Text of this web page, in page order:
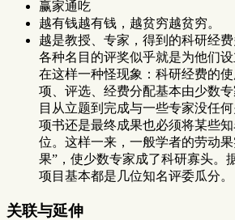
赢家通吃
越有钱越有钱，越贫穷越贫穷。
越是教授、专家，得到的科研经费
各种名目的评奖似乎就是为他们
在这样一种怪现象：科研经费的
项、评选、经费分配基本由少数
目从立题到完成与一些专家没任
项书还是最终成果也必须将某些
位。这样一来，一般学者的劳动
果”，使少数专家成了科研寡头。
项目基本都是几位知名评委瓜分。
关联与延伸